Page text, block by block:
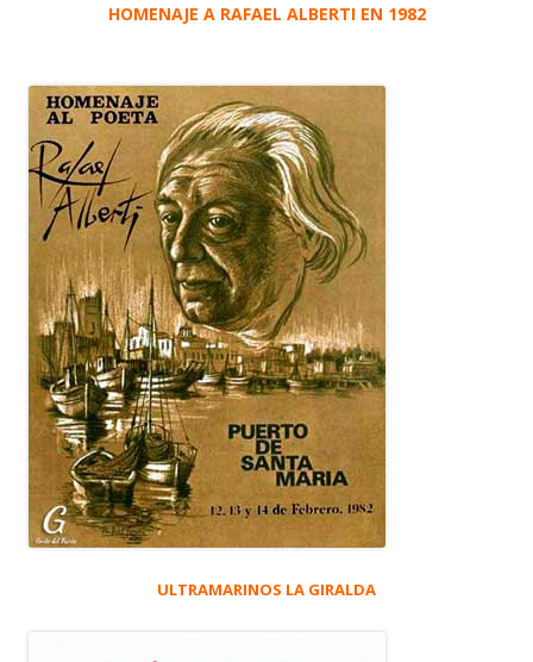
HOMENAJE A RAFAEL ALBERTI EN 1982
ULTRAMARINOS LA GIRALDA